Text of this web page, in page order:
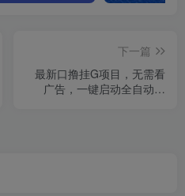
下一篇
最新口撸挂G项目，无需看
广告，一键启动全自动运